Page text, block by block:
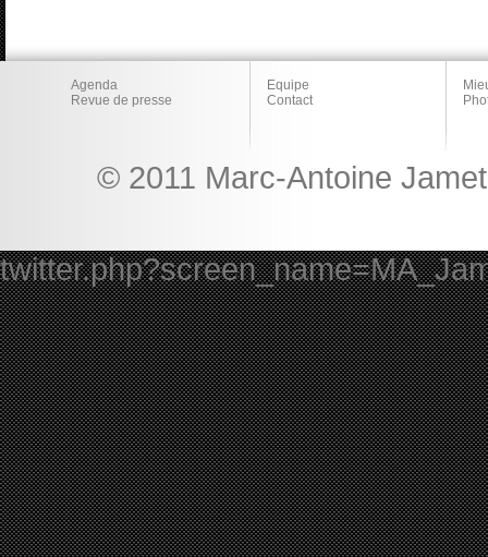
Agenda
Revue de presse
Equipe
Contact
© 2011 Marc-Antoine